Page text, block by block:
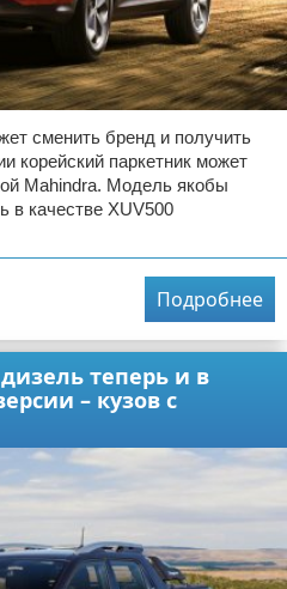
сменить бренд и получить
корейский паркетник может
Mahindra. Модель якобы
в качестве XUV500
Подробнее
теперь и в
– кузов с